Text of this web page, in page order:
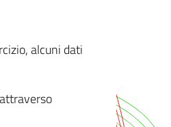
alcuni dati